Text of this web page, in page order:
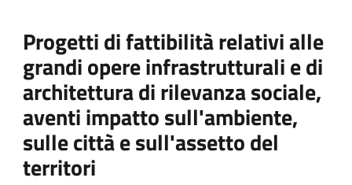
Progetti di fattibilità relativi alle
grandi opere infrastrutturali e di
architettura di rilevanza sociale,
aventi impatto sull'ambiente,
sulle città e sull'assetto del
territori